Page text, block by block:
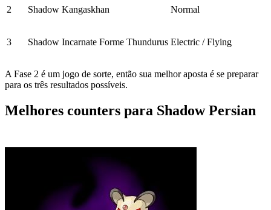
2 Shadow Kangaskhan Normal
3 Shadow Incarnate Forme Thundurus Electric / Flying
A Fase 2 é um jogo de sorte, então sua melhor aposta é se preparar
para os três resultados possíveis.
Melhores counters para Shadow Persian